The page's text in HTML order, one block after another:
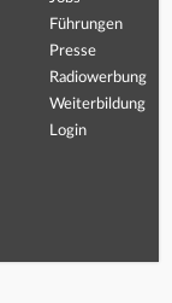
Führungen
Presse
Radiowerbung
Weiterbildung
Login